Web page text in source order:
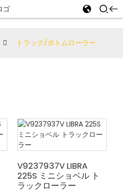
トラック/ボトムローラー
V9237937V LIBRA
225S ミニショベル ト
ラックローラー